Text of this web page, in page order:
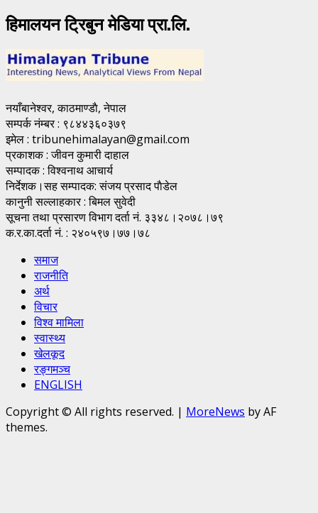
हिमालयन ट्रिबुन मेडिया प्रा.लि.
नयाँबानेश्वर, काठमाण्डाै, नेपाल
सम्पर्क नंम्बर : ९८४४३६०३७९
इमेल : tribunehimalayan@gmail.com
प्रकाशक : जीवन कुमारी दाहाल
सम्पादक : विश्वनाथ आचार्य
निर्देशक।सह सम्पादक: संजय प्रसाद पाैडेल
कानुनी सल्लाहकार : बिमल सुवेदी
सूचना तथा प्रसारण विभाग दर्ता नं. ३३४८।२०७८।७९
क.र.का.दर्ता नं. : २४०५९७।७७।७८
समाज
राजनीति
अर्थ
विचार
विश्व मामिला
स्वास्थ्य
खेलकूद
रङ्गमञ्च
ENGLISH
Copyright © All rights reserved. | MoreNews by AF
themes.